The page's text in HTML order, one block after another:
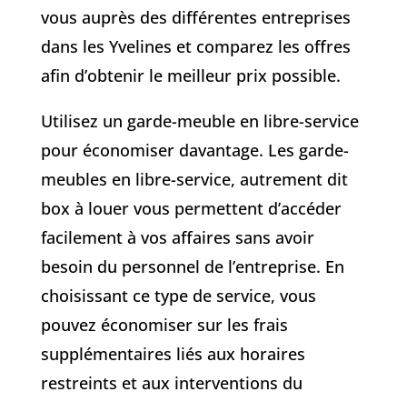
vous auprès des différentes entreprises
dans les Yvelines et comparez les offres
afin d’obtenir le meilleur prix possible.
Utilisez un garde-meuble en libre-service
pour économiser davantage. Les garde-
meubles en libre-service, autrement dit
box à louer vous permettent d’accéder
facilement à vos affaires sans avoir
besoin du personnel de l’entreprise. En
choisissant ce type de service, vous
pouvez économiser sur les frais
supplémentaires liés aux horaires
restreints et aux interventions du